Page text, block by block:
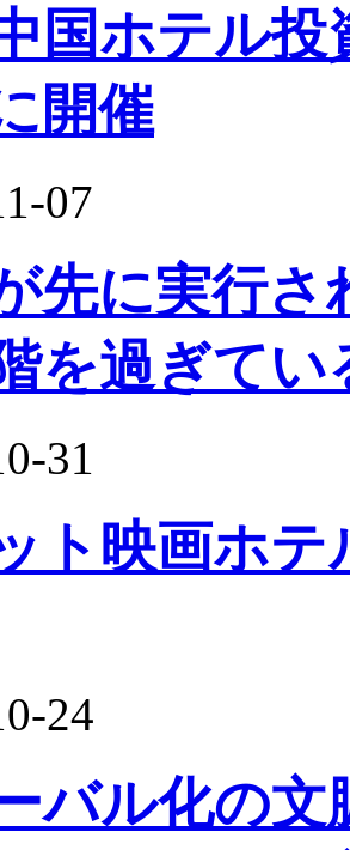
国ホテル
開催
07
先に実行さ
を過ぎてい
31
ト映画ホ
24
バル化の